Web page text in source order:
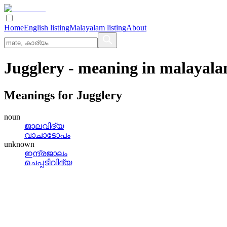
HomeEnglish listingMalayalam listingAbout
Jugglery - meaning in
Meanings for Jugglery
noun
ജാലവിദ്യ
വാചാടോപം
unknown
ഇന്ദ്രജാലം
ചെപ്പടിവിദ്യ